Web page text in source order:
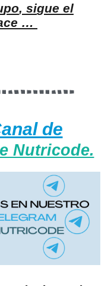
po, sigue el
ce …
de
Nutricode.